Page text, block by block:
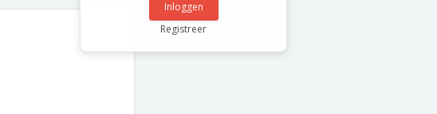
Inloggen
Registreer